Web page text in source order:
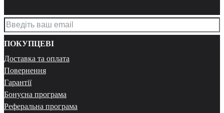
ПОКУПЦЕВІ
Доставка та оплата
Повернення
Гарантії
Бонусна програма
Реферальна програма